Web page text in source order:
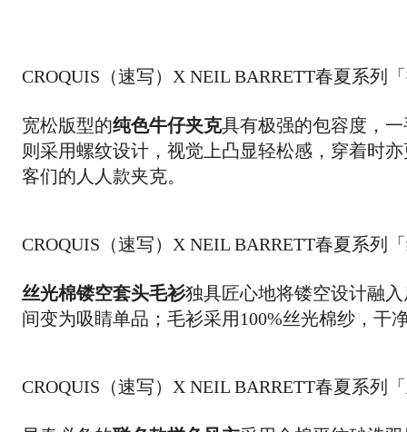
CROQUIS（速写）X NEIL BARRETT春夏系列
宽松版型的纯色牛仔夹克具有极强的包容度，
则采用螺纹设计，视觉上凸显轻松感，穿着时
客们的人人款夹克。
CROQUIS（速写）X NEIL BARRETT春夏系列
丝光棉镂空套头毛衫独具匠心地将镂空设计融
间变为吸睛单品；毛衫采用100%丝光棉纱，干
CROQUIS（速写）X NEIL BARRETT春夏系列